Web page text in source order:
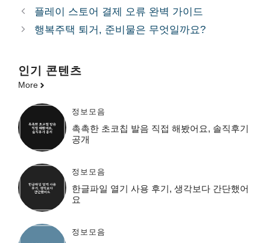
리
그
플레이 스토어 결제 오류 완벽 가이드
행복주택 퇴거, 준비물은 무엇일까요?
인기 콘텐츠
More
정보모음
촉촉한 초코칩 발음 직접 해봤어요, 솔직후기
공개
정보모음
한글파일 열기 사용 후기, 생각보다 간단했어
요
정보모음